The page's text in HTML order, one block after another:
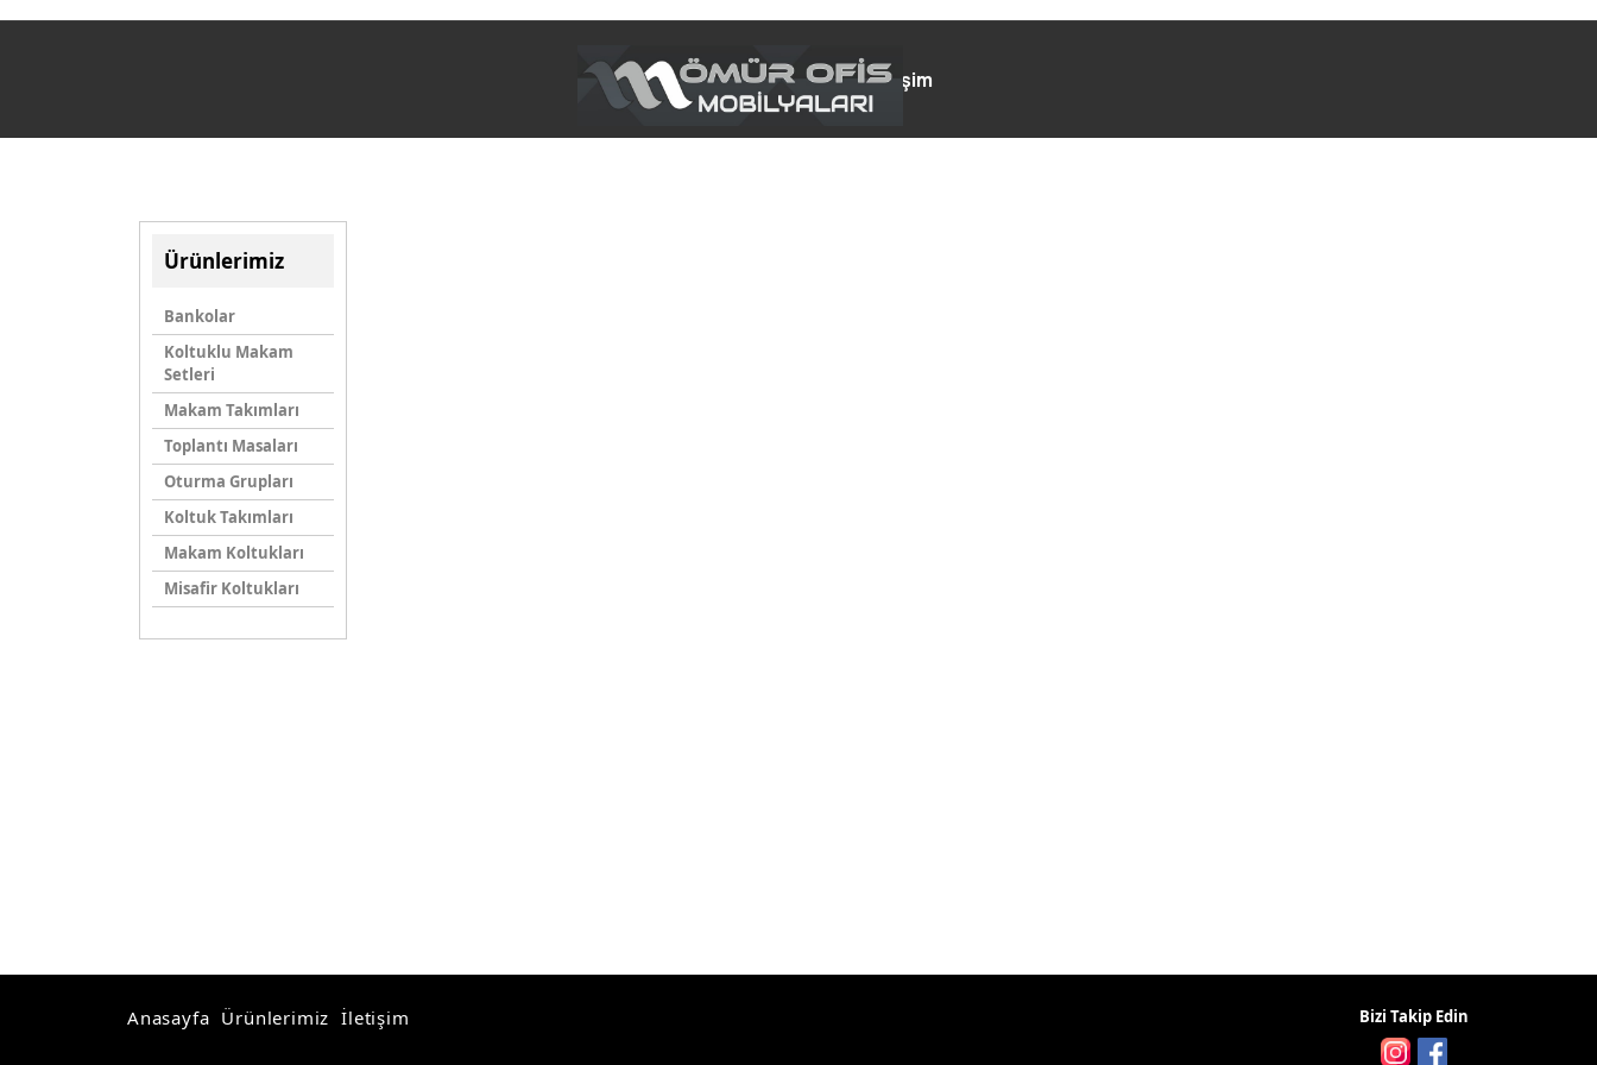
Ürünlerimiz
Bankolar
Koltuklu Makam
Setleri
Makam Takımları
Toplantı Masaları
Oturma Grupları
Koltuk Takımları
Makam Koltukları
Misafir Koltukları
Anasayfa Ürünlerimiz İletişim
Anasayfa Ürünlerimiz İletişim Bizi Takip Edin